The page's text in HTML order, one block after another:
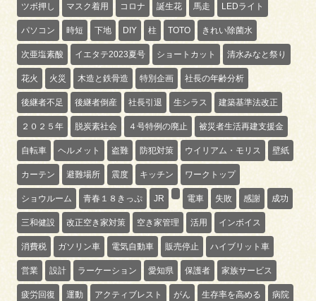
ツボ押し マスク着用 コロナ 誕生花 馬走 LEDライト
パソコン 時短 下地 DIY 柱 TOTO きれい除菌水
次亜塩素酸 イエタテ2023夏号 ショートカット 清水みなと祭り
花火 火災 木造と鉄骨造 特別企画 社長の年齢分析
後継者不足 後継者倒産 社長引退 生シラス 建築基準法改正
２０２５年 脱炭素社会 ４号特例の廃止 被災者生活再建支援金
自転車 ヘルメット 盗難 防犯対策 ウイリアム・モリス 壁紙
カーテン 避難場所 震度 キッチン ワークトップ
ショウルーム 青春１８きっぷ JR 電車 失敗 感謝 成功
三和健設 改正空き家対策 空き家管理 活用 インボイス
消費税 ガソリン車 電気自動車 販売停止 ハイブリット車
営業 設計 ラーケーション 愛知県 保護者 家族サービス
疲労回復 運動 アクティブレスト がん 生存率を高める 病院